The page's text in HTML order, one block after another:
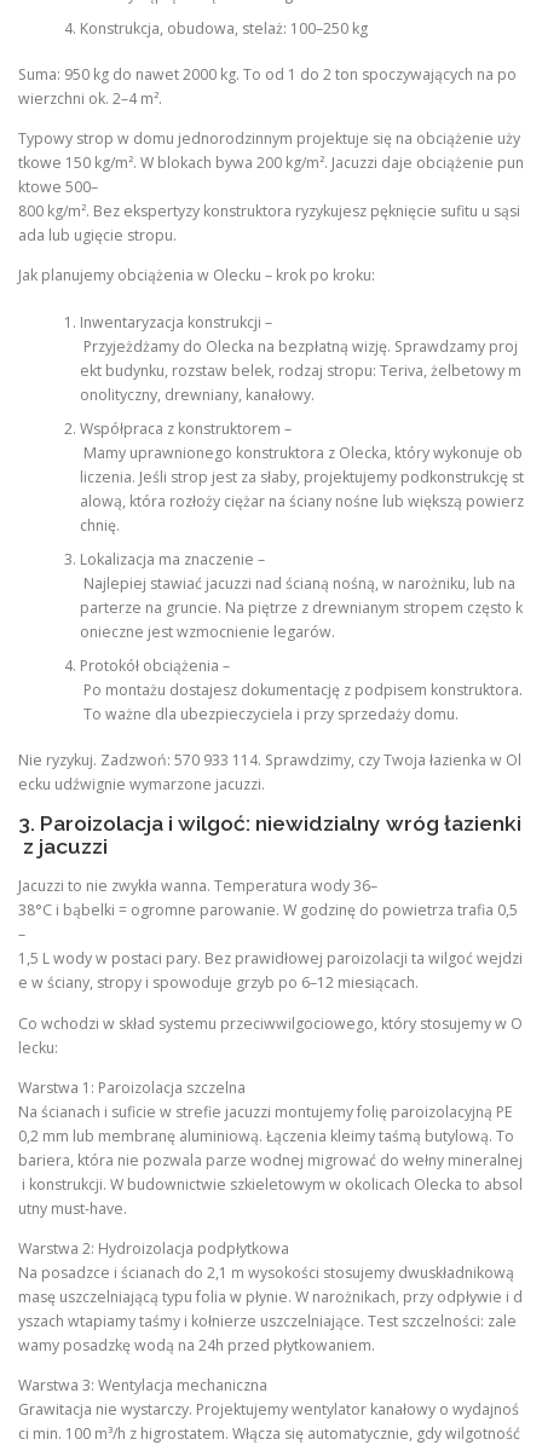
Konstrukcja, obudowa, stelaż: 100–250 kg
Suma: 950 kg do nawet 2000 kg. To od 1 do 2 ton spoczywających na po
wierzchni ok. 2–4 m².
Typowy strop w domu jednorodzinnym projektuje się na obciążenie uży
tkowe 150 kg/m². W blokach bywa 200 kg/m². Jacuzzi daje obciążenie pun
ktowe 500–
800 kg/m². Bez ekspertyzy konstruktora ryzykujesz pęknięcie sufitu u sąsi
ada lub ugięcie stropu.
Jak planujemy obciążenia w Olecku – krok po kroku:
Inwentaryzacja konstrukcji –
Przyjeżdżamy do Olecka na bezpłatną wizję. Sprawdzamy proj
ekt budynku, rozstaw belek, rodzaj stropu: Teriva, żelbetowy m
onolityczny, drewniany, kanałowy.
Współpraca z konstruktorem –
Mamy uprawnionego konstruktora z Olecka, który wykonuje ob
liczenia. Jeśli strop jest za słaby, projektujemy podkonstrukcję st
alową, która rozłoży ciężar na ściany nośne lub większą powierz
chnię.
Lokalizacja ma znaczenie –
Najlepiej stawiać jacuzzi nad ścianą nośną, w narożniku, lub na
parterze na gruncie. Na piętrze z drewnianym stropem często k
onieczne jest wzmocnienie legarów.
Protokół obciążenia –
Po montażu dostajesz dokumentację z podpisem konstruktora.
To ważne dla ubezpieczyciela i przy sprzedaży domu.
Nie ryzykuj. Zadzwoń: 570 933 114. Sprawdzimy, czy Twoja łazienka w Ol
ecku udźwignie wymarzone jacuzzi.
3. Paroizolacja i wilgoć: niewidzialny wróg łazienki
z jacuzzi
Jacuzzi to nie zwykła wanna. Temperatura wody 36–
38°C i bąbelki = ogromne parowanie. W godzinę do powietrza trafia 0,5
–
1,5 L wody w postaci pary. Bez prawidłowej paroizolacji ta wilgoć wejdzi
e w ściany, stropy i spowoduje grzyb po 6–12 miesiącach.
Co wchodzi w skład systemu przeciwwilgociowego, który stosujemy w O
lecku:
Warstwa 1: Paroizolacja szczelna
Na ścianach i suficie w strefie jacuzzi montujemy folię paroizolacyjną PE
0,2 mm lub membranę aluminiową. Łączenia kleimy taśmą butylową. To
bariera, która nie pozwala parze wodnej migrować do wełny mineralnej
i konstrukcji. W budownictwie szkieletowym w okolicach Olecka to absol
utny must-have.
Warstwa 2: Hydroizolacja podpłytkowa
Na posadzce i ścianach do 2,1 m wysokości stosujemy dwuskładnikową
masę uszczelniającą typu folia w płynie. W narożnikach, przy odpływie i d
yszach wtapiamy taśmy i kołnierze uszczelniające. Test szczelności: zale
wamy posadzkę wodą na 24h przed płytkowaniem.
Warstwa 3: Wentylacja mechaniczna
Grawitacja nie wystarczy. Projektujemy wentylator kanałowy o wydajnoś
ci min. 100 m³/h z higrostatem. Włącza się automatycznie, gdy wilgotność